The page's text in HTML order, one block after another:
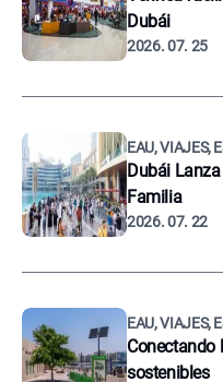
Dubái
2026. 07. 25
EAU, VIAJES,
Dubái
Familia
2026. 07. 22
EAU, VIAJES,
Conectando
sostenibles